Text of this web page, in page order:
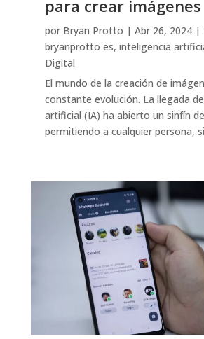
para crear imágenes
por Bryan Protto | Abr 26, 2024|
bryanprotto es, inteligencia
Digital
El mundo de la creación de
constante evolución. La llegada
artificial (IA) ha abierto un sinfín
permitiendo a cualquier persona,